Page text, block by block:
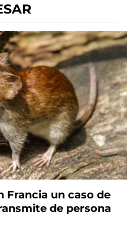
Francia un caso de
de persona